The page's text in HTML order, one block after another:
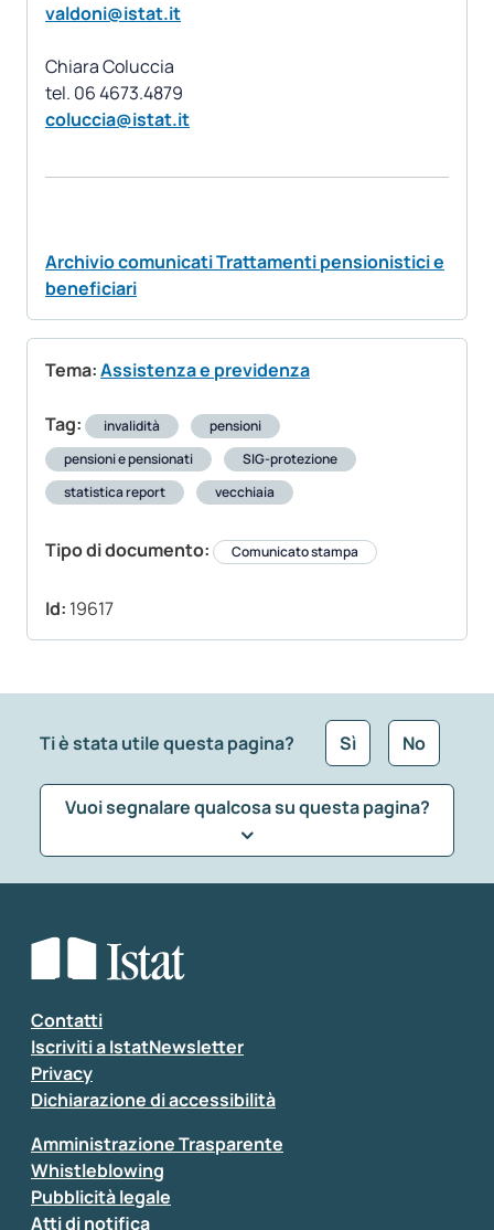
valdoni@istat.it
Chiara Coluccia
coluccia@istat.it
Archivio comunicati Trattamenti pensionistici e
beneficiari
Tema:Assistenza e previdenza
Tag: invalidità
pensioni
pensioni e pensionati
SIG-protezione
statistica report
vecchiaia
Tipo di documento: Comunicato stampa
Id: 19617
Ti è stata utile questa pagina? Sì No
Vuoi segnalare qualcosa su questa pagina?
Seleziona la tipologia della segnalazione
Inserisci il tuo commento
Contatti
Iscriviti a IstatNewsletter
Privacy
Dichiarazione di accessibilità
Amministrazione Trasparente
Whistleblowing
Pubblicità legale
Atti di notifica